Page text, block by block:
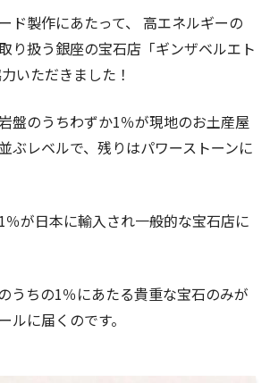
ド製作にあたって、 高エネルギーの
り扱う銀座の宝石店「ギンザベルエト
いただきました！
盤のうちわずか1％が現地のお土産屋
ぶレベルで、残りはパワーストーンに
％が日本に輸入され一般的な宝石店に
うちの1％にあたる貴重な宝石のみが
ルに届くのです。